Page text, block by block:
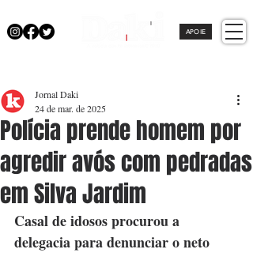
APOIE
Polícia prende homem por
agredir avós com pedradas
em Silva Jardim
Jornal Daki
24 de mar. de 2025
Casal de idosos procurou a
delegacia para denunciar o neto